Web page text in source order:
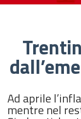
Ad aprile
mentre nel